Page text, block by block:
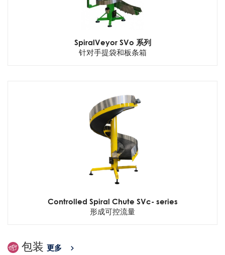
SpiralVeyor SVo 系列
针对手提袋和板条箱
Controlled Spiral Chute SVc- series
形成可控流量
包装 更多